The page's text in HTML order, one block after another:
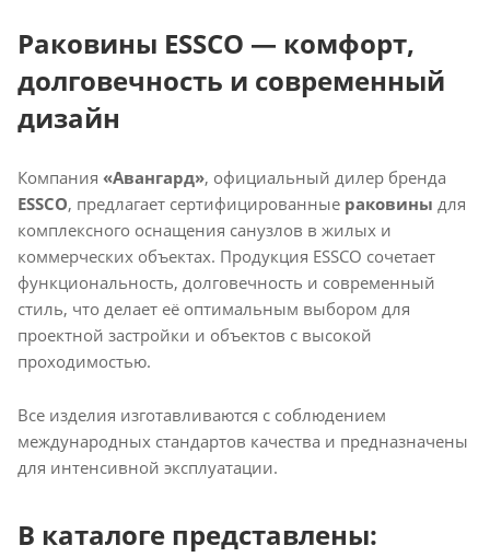
Раковины ESSCO — комфорт,
долговечность и современный
дизайн
Компания «Авангард», официальный дилер бренда
ESSCO, предлагает сертифицированные раковины для
комплексного оснащения санузлов в жилых и
коммерческих объектах. Продукция ESSCO сочетает
функциональность, долговечность и современный
стиль, что делает её оптимальным выбором для
проектной застройки и объектов с высокой
проходимостью.
Все изделия изготавливаются с соблюдением
международных стандартов качества и предназначены
для интенсивной эксплуатации.
В каталоге представлены: